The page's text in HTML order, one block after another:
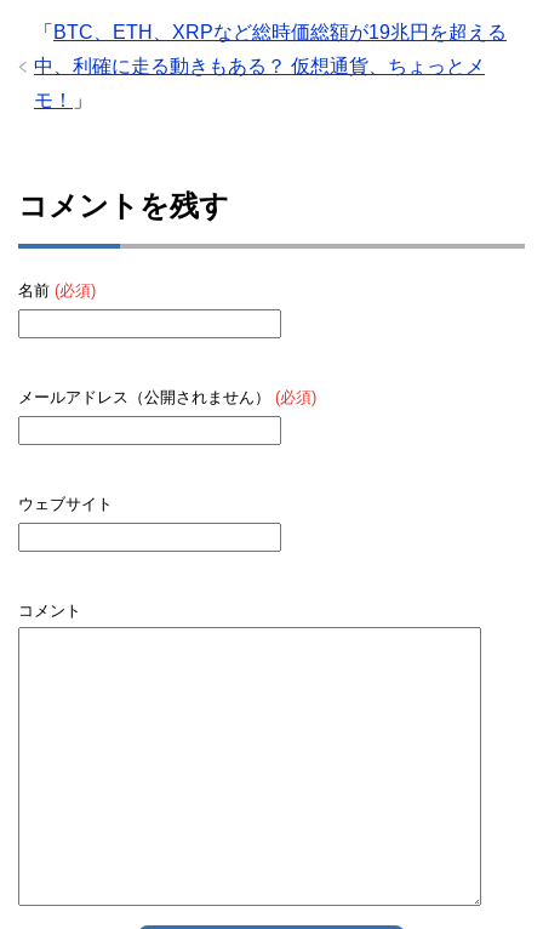
「 BTC、ETH、XRPなど総時価総額が19兆円を超える
中、利確に走る動きもある？ 仮想通貨、ちょっとメ
モ！
」
コメントを残す
名前 (必須)
メールアドレス（公開されません） (必須)
ウェブサイト
コメント